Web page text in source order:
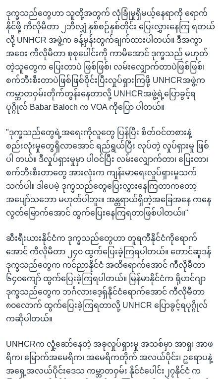
ဒုက္ခသည်တွေဟာ သူတို့အတွက် လုံခြုံမှုရှိမယ့်နေရာကို ရောက်
နိုင်ဖို့ ကီလိုမီတာ ၂ဘီလျှံ နှစ်စဉ်နှစ်တိုင်း ပြေးလွှားနေကြ ရတယ်
လို့ UNHCR အဖွဲ့က ခန့်မှန်းတွက်ချက်ထားပါတယ်။ ဒီအကွာ
အဝေး ကီလိုမီတာ စုစုပေါင်းကို ကာမိအောင် ဒုက္ခသည် မဟုတ်
တဲ့သူတွေက ပြေးတာပဲ ဖြစ်ဖြစ်၊ လမ်းလျှောက်တာပဲဖြစ်ဖြစ်၊
စက်ဘီးစီးတာပဲဖြစ်ဖြစ်ဝိုင်းပြီးလှုပ်ရှားကြဖို့ UNHCRအဖွဲ့က
ကမ္ဘာတဝှမ်းတိုက်တွန်းနေတာလို့ UNHCRအဖွဲ့ရဲ့ပြောခွင့်ရ
ပုဂ္ဂိုလ် Babar Baloch က VOA ကိုပြော ပါတယ်။
"ဒုက္ခသည်တွေရဲ့အရေးကိုလူတွေ ပြန်ပြီး စိတ်ဝင်တစားနဲ့
စည်းလုံးမှုတွေရှိလာအောင် ရည်ရွယ်ပြီး လုပ်တဲ့ လှုပ်ရှားမှု ဖြစ်
ပါ တယ်။ ဒီလှုပ်ရှားမှုမှာ ပါဝင်ပြီး လမ်းလျှောက်တာ၊ ပြေးတာ၊
စက်ဘီးစီးတာတွေ အားလုံးက ကျန်းမာရေးလှုပ်ရှားမှုသက်
သက်ပါ။ ဒါပေမဲ့ ဒုက္ခသည်တွေပြေးလွှားနေကြတာကတော့
အပျော်သဘော မဟုတ်ပါဘူး။ အန္တရာယ်ရှိတဲ့အခြေအနေ ကနေ
လွတ်မြောက်အောင် ထွက်ပြေးနေကြရတာဖြစ်ပါတယ်။"
ဆီးရီးယားနိုင်ငံက ဒုက္ခသည်တွေဟာ တူရကီနိုင်ငံကိုရောက်
အောင် ကီလိုမီတာ ၂၄၀ ထွက်ပြေးခဲ့ကြရပါတယ်။ တောင်ဆူဒန်
ဒုက္ခသည်တွေက ကင်ညာနိုင်ငံ အထိရောက်အောင် ကီလိုမီတာ
၆၄၀ကျော် ထွက်ပြေးခဲ့ကြရပါတယ်။ မြန်မာနိုင်ငံက ရိုဟင်ဂျာ
ဒုက္ခသည်တွေက ဘင်္ဂလားဒေ့ရှ်နိုင်ငံရောက်အောင် ကီလိုမီတာ
၈၀လောက် ထွက်ပြေးခဲ့ကြရတာလို့ UNHCR ပြောခွင့်ရပုဂ္ဂိုလ်
ကဆိုပါတယ်။
UNHCRက လှုံ့ဆော်နေတဲ့ အခုလှုပ်ရှားမှု အသစ်မှာ အာရှ၊ အာဖ
ရိက၊ မြောက်အမေရိက၊ အမေရိကတိုက် အလယ်ပိုင်း၊ ဥရောပနဲ့
အရှေ့အလယ်ပိုင်းဒေသ ကမ္ဘာတဝှမ်း နိုင်ငံပေါင်း၂၇နိုင်ငံ က